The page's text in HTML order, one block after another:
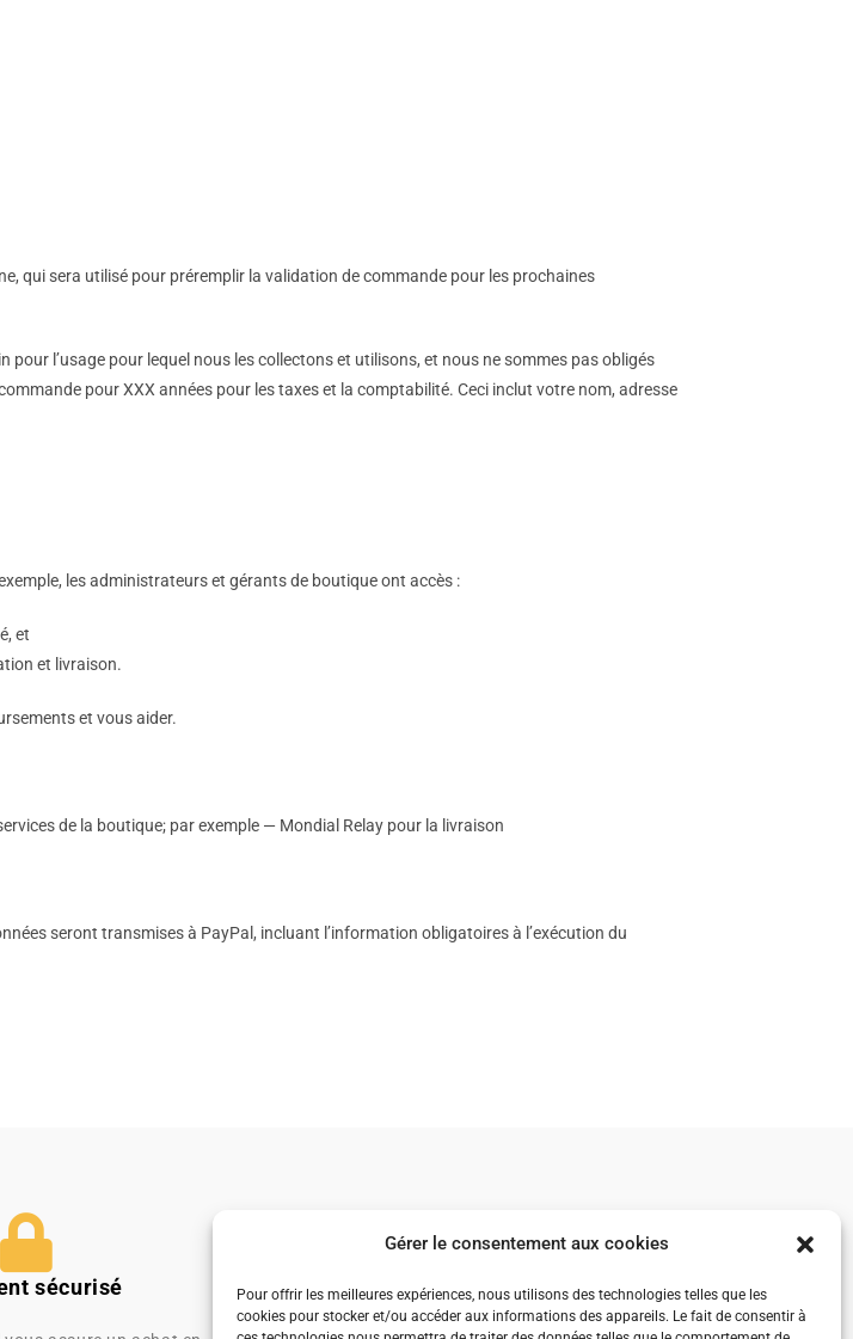
Gérer le consentement aux cookies
Pour offrir les meilleures expériences, nous utilisons des technologies telles que les
cookies pour stocker et/ou accéder aux informations des appareils. Le fait de consentir à
qui sera utilisé pour préremplir la validation de commande pour les prochaines
l’usage pour lequel nous les collectons et utilisons, et nous ne sommes pas obligés
pour XXX années pour les taxes et la comptabilité. Ceci inclut votre nom, adresse
les administrateurs et gérants de boutique ont accès :
et
et livraison.
et vous aider.
de la boutique; par exemple — Mondial Relay pour la livraison
seront transmises à PayPal, incluant l’information obligatoires à l’exécution du
sécurisé Livraison en points relais